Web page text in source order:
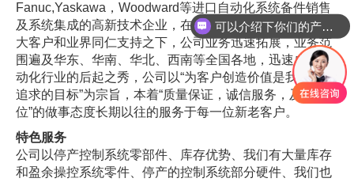
Fanuc,Yaskawa，Woodward等进口自动化系统备件销售
及系统集成的高新技术企业，在公司全体员工的努力及广
大客户和业界同仁支持之下，公司业务迅速拓展，业务范
围遍及华东、华南、华北、西南等全国各地，迅速成为自
动化行业的后起之秀，公司以“为客户创造价值是我们永远
追求的目标”为宗旨，本着“质量保证，诚信服务，及时到
位”的做事态度长期以往的服务于每一位新老客户。
特色服务
公司以停产控制系统零部件、库存优势、我们有大量库存
和盈余操控系统零件、停产的控制系统部分硬件、我们也
可以介绍下你们的产品么
你们是怎么收费的呢